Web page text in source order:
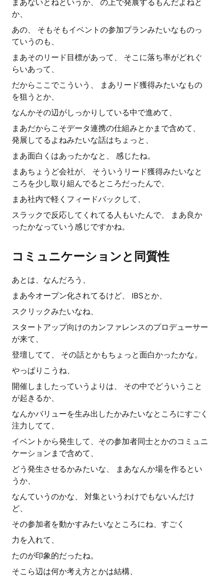
まあないとねというか、 の上で発展するもんだよねと
か、
あの、 そもそもイベントの参加プランみたいなものっ
ていうのも、
まあそのリード目標があって、 そこに落ち率がどれぐ
らいあって、
だからここでこういう、 まあリード獲得みたいなもの
を狙うとか、
なんかその辺がしっかりしている中で進めて、
まあだからこそデータ連携の仕組みとかまで含めて、
発展してるよねみたいな話はちょっと、
まあ面白くはあったかなと、 感じたね。
まあちょうど会社が、 そういうリード獲得みたいなと
ころを少し取り組んでるところだったんで、
まあ社内で軽くフィードバックして、
スラックで反応してくれてる人もいたんで、 まあ良か
ったかなっていう感じですかね。
コミュニケーションと同質性
あとは、なんだろう、
まあ今オープン化されてるけど、 IBSとか、
スクリックみたいなね、
スタートアップ向けのカンファレンスのプロデューサー
が来て、
登壇してて、 その話とかもちょっと面白かったかな。
やっぱりこうね、
開催しましたっていうよりは、 その中でどういうこと
が起きるか、
なんかバリューを生み出したかみたいなところにすごく
注力してて、
イベントから発生して、その参加者同士とかのコミュニ
ケーションまで含めて、
どう発生させるかみたいな、 まあなんか場を作るとい
うか、
なんていうのかな、 対集というわけでもないんだけ
ど、
その参加者を動かすみたいなところにね、すごく
力を入れて、
たのが印象的だったね。
そこら辺は何か考え方とかは結構、